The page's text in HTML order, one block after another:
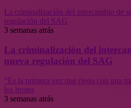
La criminalización del intercambio de
regulación del SAG
3 semanas atrás
La criminalización del
nueva regulación del SAG
“Es la primera vez que riego con una
los brotes
3 semanas atrás